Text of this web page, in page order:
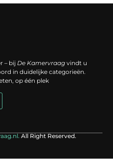
– bijDe Kamervraag vindt u
in duidelijke categorieën.
op één plek
All Right Reserved.